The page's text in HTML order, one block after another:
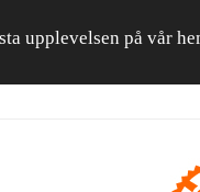
upplevelsen på vår